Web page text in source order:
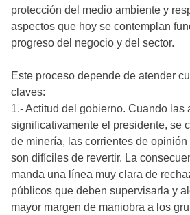
protección del medio ambiente y
aspectos que hoy se contemplan
progreso del negocio y del sector.
Este proceso depende de atender
claves:
1.- Actitud del gobierno. Cuando las
significativamente el presidente, se
de minería, las corrientes de
son difíciles de revertir. La
manda una línea muy clara de
públicos que deben supervisarla y
mayor margen de maniobra a los